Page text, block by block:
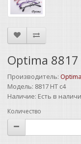
Optima 8817
Производитель: Optima
Модель: 8817 HT c4
Наличие: Есть в
Количество